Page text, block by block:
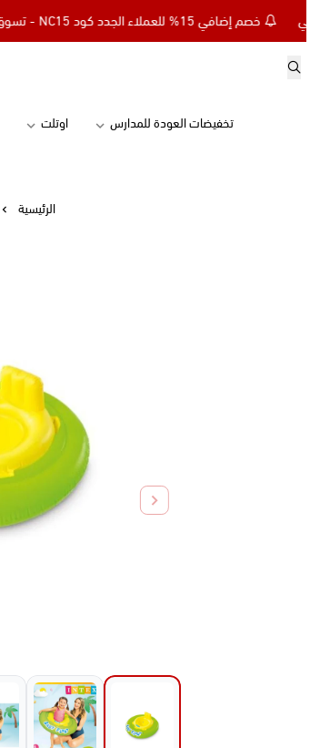
خصم إضافي 15% للعملاء الجدد كود NC15 - تسوق بقيمة 299 ريال وأحصل على توصيل مجاني
تخفيضات العودة للمدارس اوتلت
الرئيسية